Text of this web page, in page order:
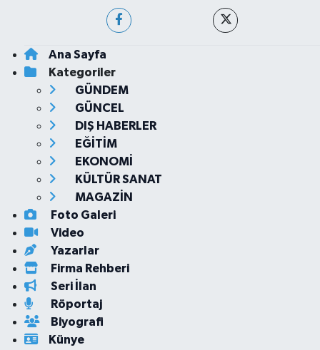
Ana Sayfa
Kategoriler
GÜNDEM
GÜNCEL
DIŞ HABERLER
EĞİTİM
EKONOMİ
KÜLTÜR SANAT
MAGAZİN
Foto Galeri
Video
Yazarlar
Firma Rehberi
Seri İlan
Röportaj
Biyografi
Künye